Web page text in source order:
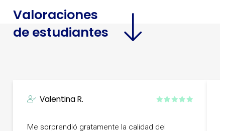
Valoraciones
de estudiantes
Valentina R.
Me sorprendió gratamente la calidad del